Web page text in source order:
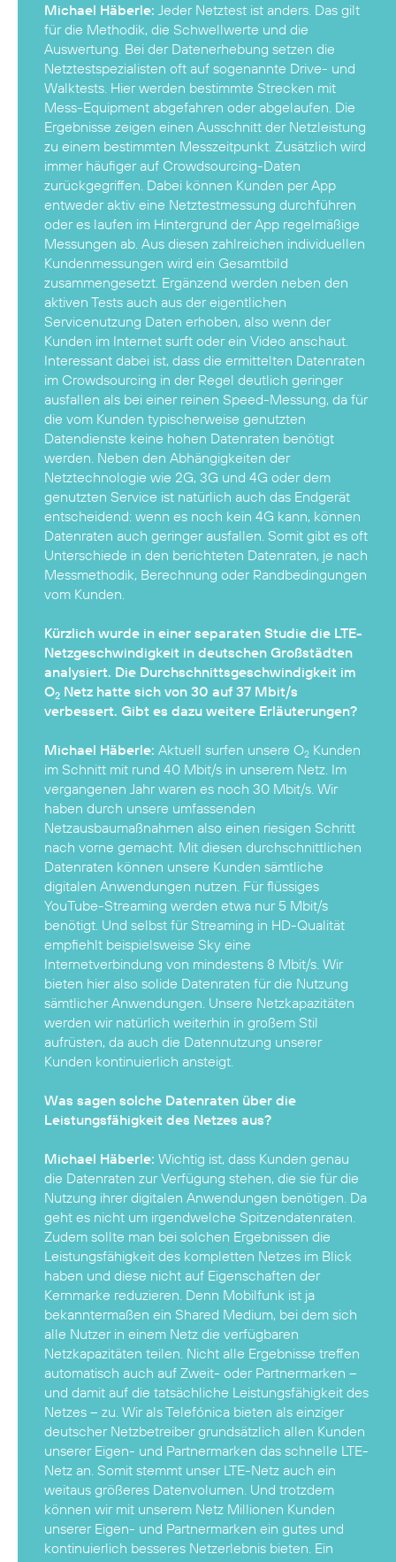
Michael Häberle: Jeder Netztest ist anders. Das gilt
für die Methodik, die Schwellwerte und die
Auswertung. Bei der Datenerhebung setzen die
Netztestspezialisten oft auf sogenannte Drive- und
Walktests. Hier werden bestimmte Strecken mit
Mess-Equipment abgefahren oder abgelaufen. Die
Ergebnisse zeigen einen Ausschnitt der Netzleistung
zu einem bestimmten Messzeitpunkt. Zusätzlich wird
immer häufiger auf Crowdsourcing-Daten
zurückgegriffen. Dabei können Kunden per App
entweder aktiv eine Netztestmessung durchführen
oder es laufen im Hintergrund der App regelmäßige
Messungen ab. Aus diesen zahlreichen individuellen
Kundenmessungen wird ein Gesamtbild
zusammengesetzt. Ergänzend werden neben den
aktiven Tests auch aus der eigentlichen
Servicenutzung Daten erhoben, also wenn der
Kunden im Internet surft oder ein Video anschaut.
Interessant dabei ist, dass die ermittelten Datenraten
im Crowdsourcing in der Regel deutlich geringer
ausfallen als bei einer reinen Speed-Messung, da für
die vom Kunden typischerweise genutzten
Datendienste keine hohen Datenraten benötigt
werden. Neben den Abhängigkeiten der
Netztechnologie wie 2G, 3G und 4G oder dem
genutzten Service ist natürlich auch das Endgerät
entscheidend: wenn es noch kein 4G kann, können
Datenraten auch geringer ausfallen. Somit gibt es oft
Unterschiede in den berichteten Datenraten, je nach
Messmethodik, Berechnung oder Randbedingungen
vom Kunden.
Kürzlich wurde in einer separaten Studie die LTE-
Netzgeschwindigkeit in deutschen Großstädten
analysiert. Die Durchschnittsgeschwindigkeit im
O2 Netz hatte sich von 30 auf 37 Mbit/s
verbessert. Gibt es dazu weitere Erläuterungen?
Michael Häberle: Aktuell surfen unsere O2 Kunden
im Schnitt mit rund 40 Mbit/s in unserem Netz. Im
vergangenen Jahr waren es noch 30 Mbit/s. Wir
haben durch unsere umfassenden
Netzausbaumaßnahmen also einen riesigen Schritt
nach vorne gemacht. Mit diesen durchschnittlichen
Datenraten können unsere Kunden sämtliche
digitalen Anwendungen nutzen. Für flüssiges
YouTube-Streaming werden etwa nur 5 Mbit/s
benötigt. Und selbst für Streaming in HD-Qualität
empfiehlt beispielsweise Sky eine
Internetverbindung von mindestens 8 Mbit/s. Wir
bieten hier also solide Datenraten für die Nutzung
sämtlicher Anwendungen. Unsere Netzkapazitäten
werden wir natürlich weiterhin in großem Stil
aufrüsten, da auch die Datennutzung unserer
Kunden kontinuierlich ansteigt.
Was sagen solche Datenraten über die
Leistungsfähigkeit des Netzes aus?
Michael Häberle: Wichtig ist, dass Kunden genau
die Datenraten zur Verfügung stehen, die sie für die
Nutzung ihrer digitalen Anwendungen benötigen. Da
geht es nicht um irgendwelche Spitzendatenraten.
Zudem sollte man bei solchen Ergebnissen die
Leistungsfähigkeit des kompletten Netzes im Blick
haben und diese nicht auf Eigenschaften der
Kernmarke reduzieren. Denn Mobilfunk ist ja
bekanntermaßen ein Shared Medium, bei dem sich
alle Nutzer in einem Netz die verfügbaren
Netzkapazitäten teilen. Nicht alle Ergebnisse treffen
automatisch auch auf Zweit- oder Partnermarken –
und damit auf die tatsächliche Leistungsfähigkeit des
Netzes – zu. Wir als Telefónica bieten als einziger
deutscher Netzbetreiber grundsätzlich allen Kunden
unserer Eigen- und Partnermarken das schnelle LTE-
Netz an. Somit stemmt unser LTE-Netz auch ein
weitaus größeres Datenvolumen. Und trotzdem
können wir mit unserem Netz Millionen Kunden
unserer Eigen- und Partnermarken ein gutes und
kontinuierlich besseres Netzerlebnis bieten. Ein